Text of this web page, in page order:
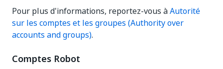
Pour plus d'informations, reportez-vous àAutorité
sur les comptes et les groupes (Authority over
accounts and groups).
Comptes Robot